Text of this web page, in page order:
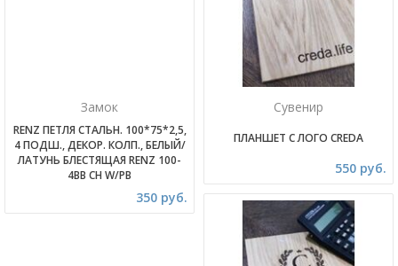
Замок
RENZ ПЕТЛЯ СТАЛЬН. 100*75*2,5,
4 ПОДШ., ДЕКОР. КОЛП., БЕЛЫЙ/
ЛАТУНЬ БЛЕСТЯЩАЯ RENZ 100-
4BB CH W/PB
350 руб.
Сувенир
ПЛАНШЕТ С ЛОГО CREDA
550 руб.